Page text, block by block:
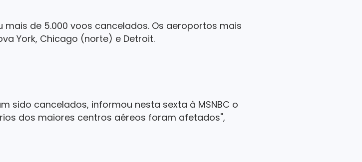
de 5.000 voos cancelados. Os aeroportos mais
York, Chicago (norte) e Detroit.
sido cancelados, informou nesta sexta à MSNBC o
dos maiores centros aéreos foram afetados",